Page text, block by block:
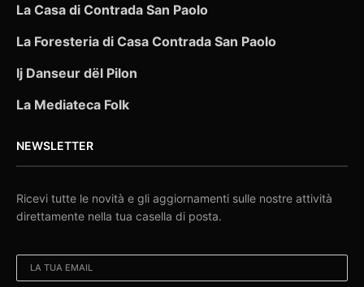
La Casa di Contrada San Paolo
La Foresteria di Casa Contrada San Paolo
Ij Danseur dël Pilon
La Mediateca Folk
NEWSLETTER
Ricevi tutte le novità e gli aggiornamenti sulle nostre attività
direttamente nella tua casella di posta.